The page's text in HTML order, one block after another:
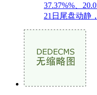
37.37%%、
21日尾盘动静